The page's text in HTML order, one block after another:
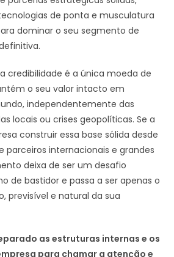
de ponta e musculatura
dominar o seu segmento de
credibilidade é a única moeda de
o seu valor intacto em
independentemente das
locais ou crises geopolíticas. Se a
construir essa base sólida desde
parceiros internacionais e grandes
deixa de ser um desafio
de bastidor e passa a ser apenas o
previsível e natural da sua
as estruturas internas e os
para chamar a atenção e